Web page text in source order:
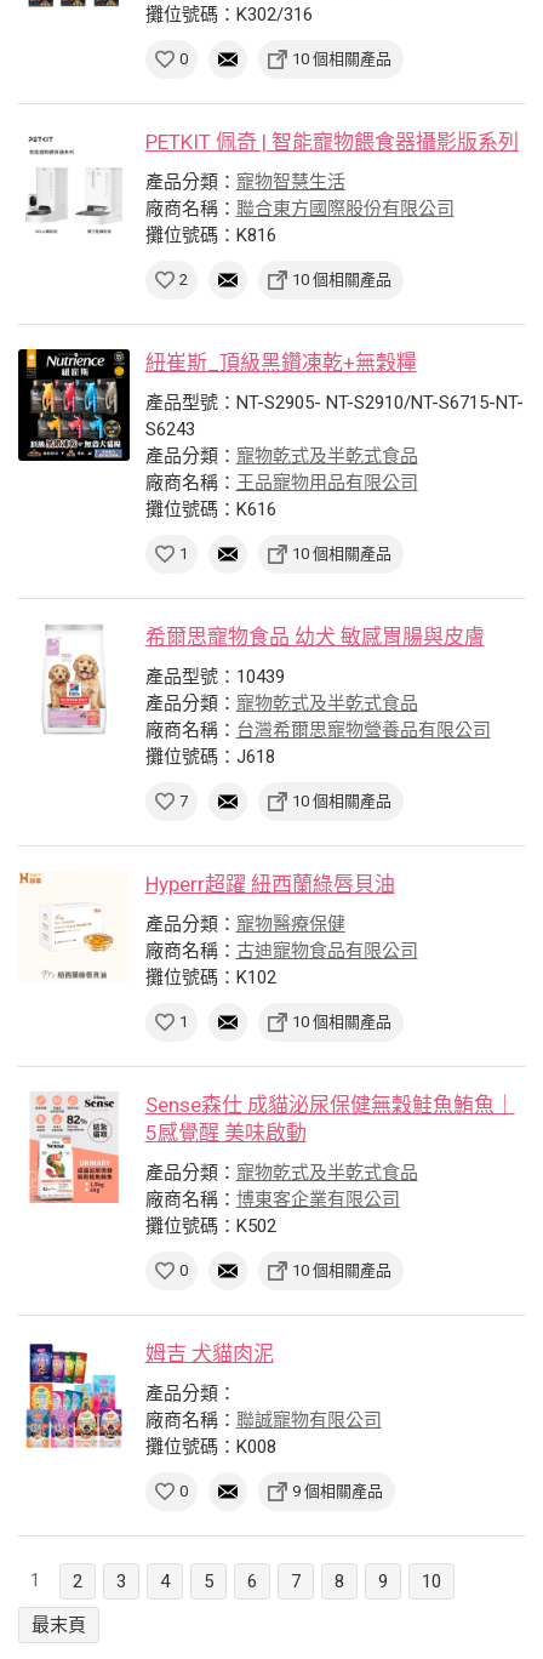
攤位號碼：K302/316
0 10 個相關產品
PETKIT 佩奇 | 智能寵物餵食器攝影版系列
產品分類： 寵物智慧生活
廠商名稱： 聯合東方國際股份有限公司
攤位號碼：K816
2 10 個相關產品
紐崔斯_頂級黑鑽凍乾+無穀糧
產品型號：NT-S2905- NT-S2910/NT-S6715-NT-
S6243
產品分類： 寵物乾式及半乾式食品
廠商名稱： 王品寵物用品有限公司
攤位號碼：K616
1 10 個相關產品
希爾思寵物食品 幼犬 敏感胃腸與皮膚
產品型號：10439
產品分類： 寵物乾式及半乾式食品
廠商名稱： 台灣希爾思寵物營養品有限公司
攤位號碼：J618
7 10 個相關產品
Hyperr超躍 紐西蘭綠唇貝油
產品分類： 寵物醫療保健
廠商名稱： 古迪寵物食品有限公司
攤位號碼：K102
1 10 個相關產品
Sense森仕 成貓泌尿保健無穀鮭魚鮪魚｜
5感覺醒 美味啟動
產品分類： 寵物乾式及半乾式食品
廠商名稱： 博東客企業有限公司
攤位號碼：K502
0 10 個相關產品
姆吉 犬貓肉泥
產品分類：
廠商名稱： 聯誠寵物有限公司
攤位號碼：K008
0 9 個相關產品
1 2 3 4 5 6 7 8 9
10
最末頁